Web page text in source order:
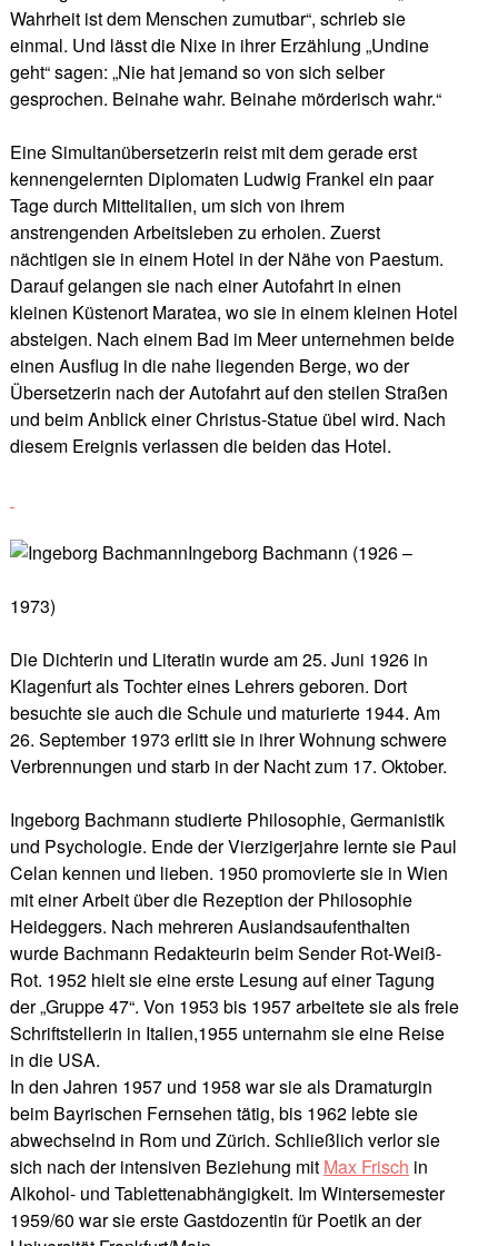
Wahrheit ist dem Menschen zumutbar“, schrieb sie
einmal. Und lässt die Nixe in ihrer Erzählung „Undine
geht“ sagen: „Nie hat jemand so von sich selber
gesprochen. Beinahe wahr. Beinahe mörderisch wahr.“
Eine Simultanübersetzerin reist mit dem gerade erst
kennengelernten Diplomaten Ludwig Frankel ein paar
Tage durch Mittelitalien, um sich von ihrem
anstrengenden Arbeitsleben zu erholen. Zuerst
nächtigen sie in einem Hotel in der Nähe von Paestum.
Darauf gelangen sie nach einer Autofahrt in einen
kleinen Küstenort Maratea, wo sie in einem kleinen Hotel
absteigen. Nach einem Bad im Meer unternehmen beide
einen Ausflug in die nahe liegenden Berge, wo der
Übersetzerin nach der Autofahrt auf den steilen Straßen
und beim Anblick einer Christus-Statue übel wird. Nach
diesem Ereignis verlassen die beiden das Hotel.
Ingeborg Bachmann (1926 –
1973)
Die Dichterin und Literatin wurde am 25. Juni 1926 in
Klagenfurt als Tochter eines Lehrers geboren. Dort
besuchte sie auch die Schule und maturierte 1944. Am
26. September 1973 erlitt sie in ihrer Wohnung schwere
Verbrennungen und starb in der Nacht zum 17. Oktober.
Ingeborg Bachmann studierte Philosophie, Germanistik
und Psychologie. Ende der Vierzigerjahre lernte sie Paul
Celan kennen und lieben. 1950 promovierte sie in Wien
mit einer Arbeit über die Rezeption der Philosophie
Heideggers. Nach mehreren Auslandsaufenthalten
wurde Bachmann Redakteurin beim Sender Rot-Weiß-
Rot. 1952 hielt sie eine erste Lesung auf einer Tagung
der „Gruppe 47“. Von 1953 bis 1957 arbeitete sie als freie
Schriftstellerin in Italien,1955 unternahm sie eine Reise
in die USA.
In den Jahren 1957 und 1958 war sie als Dramaturgin
beim Bayrischen Fernsehen tätig, bis 1962 lebte sie
abwechselnd in Rom und Zürich. Schließlich verlor sie
sich nach der intensiven Beziehung mit Max Frisch in
Alkohol- und Tablettenabhängigkeit. Im Wintersemester
1959/60 war sie erste Gastdozentin für Poetik an der